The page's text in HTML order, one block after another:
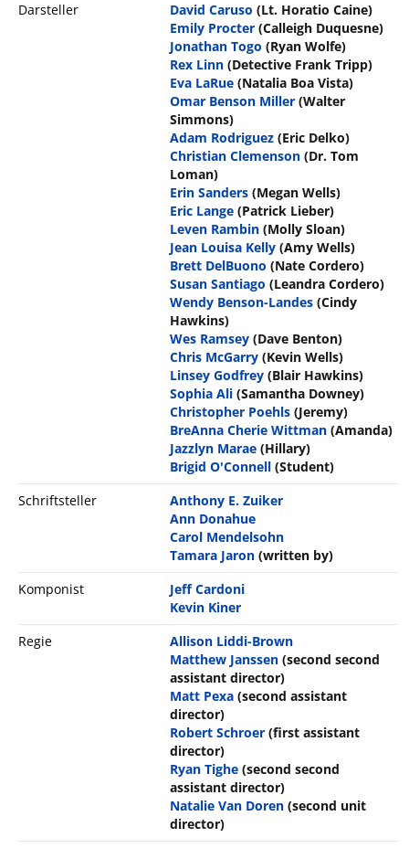
Darsteller
David Caruso (Lt. Horatio Caine)
Emily Procter (Calleigh Duquesne)
Jonathan Togo (Ryan Wolfe)
Rex Linn (Detective Frank Tripp)
Eva LaRue (Natalia Boa Vista)
Omar Benson Miller (Walter
Simmons)
Adam Rodriguez (Eric Delko)
Christian Clemenson (Dr. Tom
Loman)
Erin Sanders (Megan Wells)
Eric Lange (Patrick Lieber)
Leven Rambin (Molly Sloan)
Jean Louisa Kelly (Amy Wells)
Brett DelBuono (Nate Cordero)
Susan Santiago (Leandra Cordero)
Wendy Benson-Landes (Cindy
Hawkins)
Wes Ramsey (Dave Benton)
Chris McGarry (Kevin Wells)
Linsey Godfrey (Blair Hawkins)
Sophia Ali (Samantha Downey)
Christopher Poehls (Jeremy)
BreAnna Cherie Wittman (Amanda)
Jazzlyn Marae (Hillary)
Brigid O'Connell (Student)
Schriftsteller
Anthony E. Zuiker
Ann Donahue
Carol Mendelsohn
Tamara Jaron (written by)
Komponist
Jeff Cardoni
Kevin Kiner
Regie
Allison Liddi-Brown
Matthew Janssen (second second
assistant director)
Matt Pexa (second assistant
director)
Robert Schroer (first assistant
director)
Ryan Tighe (second second
assistant director)
Natalie Van Doren (second unit
director)